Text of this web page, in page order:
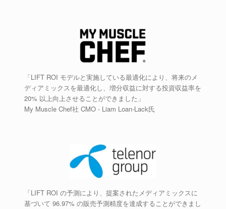
「LIFT ROI モデルと実施している最適化により、将来のメ
ディアミックスを最適化し、増分収益に対する投資収益率を
20% 以上向上させることができました」
My Muscle Chef社 CMO - Liam Loan-Lack氏
「LIFT ROI の予測により、提案されたメディアミックスに
基づいて 96.97% の販売予測精度を達成することができまし